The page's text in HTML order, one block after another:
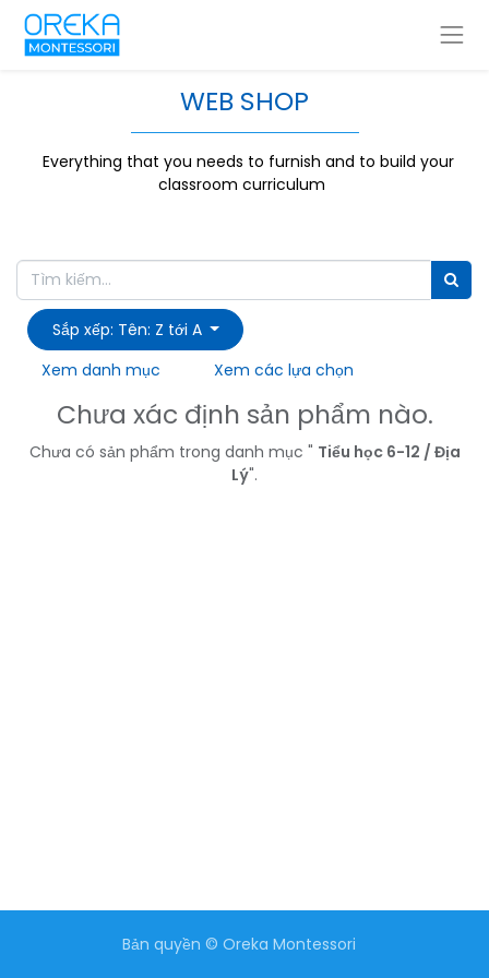
WEB SHOP
Everything that you needs to furnish and to build your
classroom curriculum
Sắp xếp: Tên: Z tới A
Xem danh mục
Xem các lựa chọn
Chưa xác định sản phẩm nào.
Chưa có sản phẩm trong danh mục " Tiểu học 6-12 / Địa
Lý".
Bản quyền © Oreka Montessori